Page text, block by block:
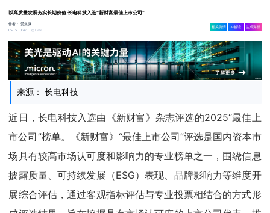
以高质量发展夯实长期价值 长电科技入选“新财富最佳上市公司”
作者：爱集微
05-15 10:47
1.4w
相关舆情 AI解读 生成海报
来源： 长电科技
近日，长电科技入选由《新财富》杂志评选的2025“最佳上
市公司”榜单。《新财富》“最佳上市公司”评选是国内资本市
场具有较高市场认可度和影响力的专业榜单之一，围绕信息
披露质量、可持续发展（ESG）表现、品牌影响力等维度开
展综合评估，通过客观指标评估与专业投票相结合的方式形